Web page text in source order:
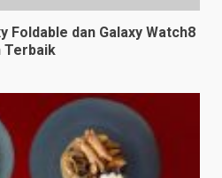
Foldable dan Galaxy Watch8
Terbaik